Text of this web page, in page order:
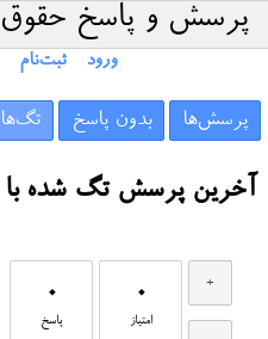
پرسش و پاسخ حقوق
ورود ثبت‌نام
پرسش‌ها بدون پاسخ تگ‌ها
آخرین پرسش تگ شده با
0
امتیاز
0
پاسخ